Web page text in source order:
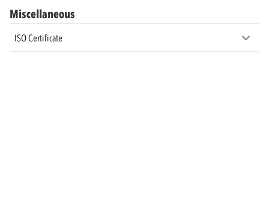
Miscellaneous
ISO Certificate